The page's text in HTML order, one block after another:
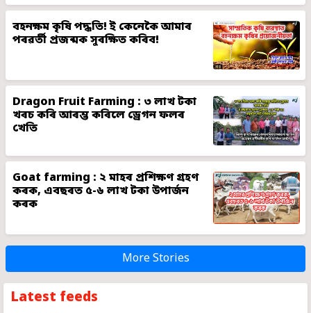
বহনক্ষম কৃষি পদ্ধতি! ই কেনেকৈ আমাৰ
পৰৱৰ্তী প্ৰজন্মক সুৰক্ষিত কৰিব!
Dragon Fruit Farming : ৩ লাখ টকা
খৰচ কৰি আৰম্ভ কৰিলে ড্ৰেগন ফলৰ
খেতি
Goat farming : ২ মাহৰ প্ৰশিক্ষণ গ্ৰহণ
কৰক, এবছৰত ৫-৬ লাখ টকা উপাৰ্জন
কৰক
More Stories
Latest feeds